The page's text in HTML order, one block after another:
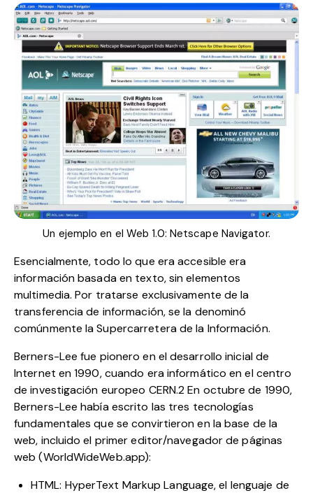
Un ejemplo en el Web 1.0: Netscape Navigator.
Esencialmente, todo lo que era accesible era
información basada en texto, sin elementos
multimedia. Por tratarse exclusivamente de la
transferencia de información, se la denominó
comúnmente la Supercarretera de la Información.
Berners-Lee fue pionero en el desarrollo inicial de
Internet en 1990, cuando era informático en el centro
de investigación europeo CERN.2 En octubre de 1990,
Berners-Lee había escrito las tres tecnologías
fundamentales que se convirtieron en la base de la
web, incluido el primer editor/navegador de páginas
web (WorldWideWeb.app):
HTML: HyperText Markup Language, el lenguaje de